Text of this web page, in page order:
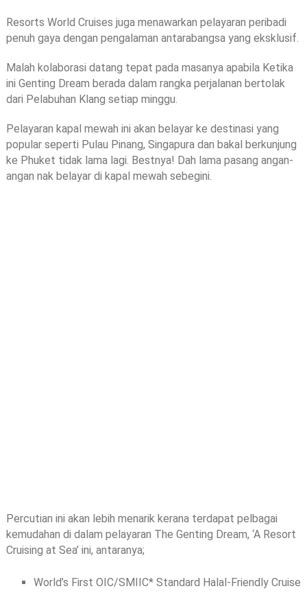
Resorts World Cruises juga menawarkan pelayaran peribadi
penuh gaya dengan pengalaman antarabangsa yang eksklusif.
Malah kolaborasi datang tepat pada masanya apabila Ketika
ini Genting Dream berada dalam rangka perjalanan bertolak
dari Pelabuhan Klang setiap minggu.
Pelayaran kapal mewah ini akan belayar ke destinasi yang
popular seperti Pulau Pinang, Singapura dan bakal berkunjung
ke Phuket tidak lama lagi. Bestnya! Dah lama pasang angan-
angan nak belayar di kapal mewah sebegini.
Percutian ini akan lebih menarik kerana terdapat pelbagai
kemudahan di dalam pelayaran The Genting Dream, ‘A Resort
Cruising at Sea’ ini, antaranya;
World’s First OIC/SMIIC* Standard Halal-Friendly Cruise